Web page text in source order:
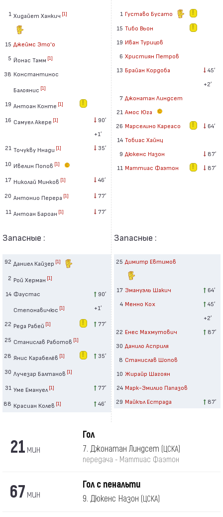
1 Хидайет Ханкич [1]
15 Джеймс Это'о
5 Йонас Тамм [1]
38 Константинос
Балоянис [1]
19 Антоан Конте [1]
16 Самуел Акере [1]
90′
+1′
21 Точукву Ннади [1] 35′
10 Ивелин Попов [1]
17 Николай Минков [1] 46′
20 Антонио Перера [1] 77′
11 Антоан Бароан [1] 77′
Запасные :
92 Даниел Кайзер [1]
2 Рой Херман [1]
14 Фаустас
Степонавичюс [1]
90′
+1′
22 Реда Рабей [1] 77′
25 Станислав Работов [1]
28 Янис Карабелёв [1] 35′
30 Лучезар Балтанов [1]
31 Уме Емануел [1] 77′
88 Красиан Колев [1] 46′
1 Густаво Бусато
15 Тибо Вьон
19 Иван Турицов
6 Християн Петров
13 Брайан Кордоба
45′
+2′
7 Джонатан Линдсет
21 Амос Юга
26 Марселино Кареасо
64′
14 Тобиас Хайнц
9 Дюкенс Назон
87′
11 Маттиас Фаэтон 87′
Запасные :
25 Димитр Евтимов
17 Эмануэль Шакич
64′
4 Менно Кох
45′
+2′
22 Енес Махмутович
87′
30 Данило Асприля
8 Станислав Шопов
10 Жирайр Шагоян
24 Марк-Эмилио Папазов
29 Майкъл Естрада 87′
21 мин
Гол
7. Джонатан Линдсет (ЦСКА)
передача - Маттиас Фаэтон
67 мин
Гол с пенальти
9. Дюкенс Назон (ЦСКА)